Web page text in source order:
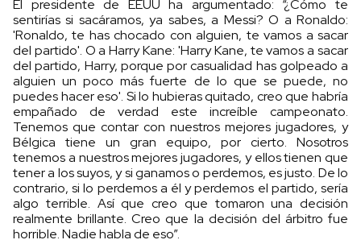
El presidente de EEUU ha argumentado: “¿Cómo te
sentirías si sacáramos, ya sabes, a Messi? O a Ronaldo:
'Ronaldo, te has chocado con alguien, te vamos a sacar
del partido'. O a Harry Kane: 'Harry Kane, te vamos a sacar
del partido, Harry, porque por casualidad has golpeado a
alguien un poco más fuerte de lo que se puede, no
puedes hacer eso'. Si lo hubieras quitado, creo que habría
empañado de verdad este increíble campeonato.
Tenemos que contar con nuestros mejores jugadores, y
Bélgica tiene un gran equipo, por cierto. Nosotros
tenemos a nuestros mejores jugadores, y ellos tienen que
tener a los suyos, y si ganamos o perdemos, es justo. De lo
contrario, si lo perdemos a él y perdemos el partido, sería
algo terrible. Así que creo que tomaron una decisión
realmente brillante. Creo que la decisión del árbitro fue
horrible. Nadie habla de eso”.